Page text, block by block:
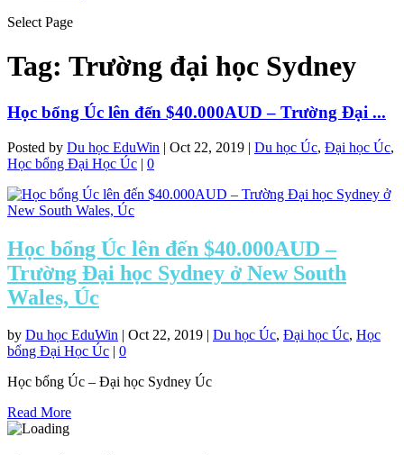
Select Page
Tag: Trường đại học Sydney
Học bổng Úc lên đến $40.000AUD – Trường Đại ...
Posted by Du học EduWin | Oct 22, 2019 | Du học Úc, Đại học Úc,
Học bổng Đại Học Úc | 0
Học bổng Úc lên đến $40.000AUD –
Trường Đại học Sydney ở New South
Wales, Úc
by Du học EduWin | Oct 22, 2019 | Du học Úc, Đại học Úc, Học
bổng Đại Học Úc | 0
Học bổng Úc – Đại học Sydney Úc
Read More